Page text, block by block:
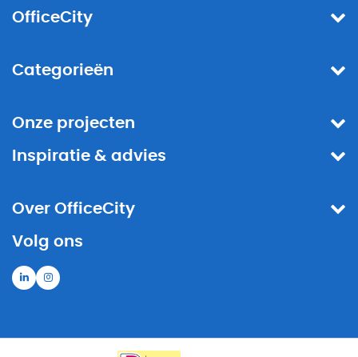
OfficeCity
Categorieën
Onze projecten
Inspiratie & advies
Over OfficeCity
Volg ons